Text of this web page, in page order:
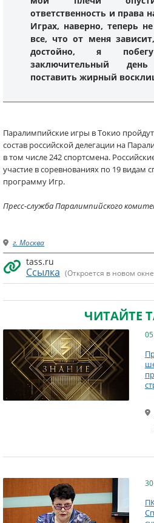
ответственность и права
Играх, наверно, теперь
все, что от меня
достойно, я
заключительный
поставить жирный
Паралимпийские игры в Токио пройдут
состав российской делегации на
в том числе 242 спортсмена.
участие в соревнованиях по 19 видам
программу Игр.
Пресс-служба Паралимпийского
г. Москва
tass.ru
Ссылка (Откроется в новом
ЧИТАЙТЕ